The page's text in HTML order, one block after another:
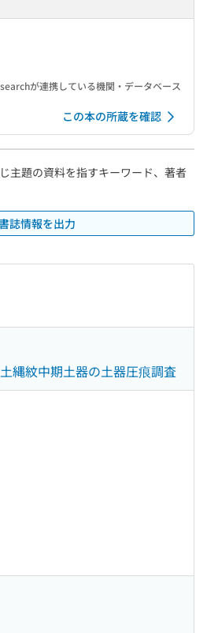
が連携している機関・データベース
この本の所蔵を確認
主題の資料を指すキーワード、著者
誌情報を出力
縄紋中期土器の土器圧痕調査